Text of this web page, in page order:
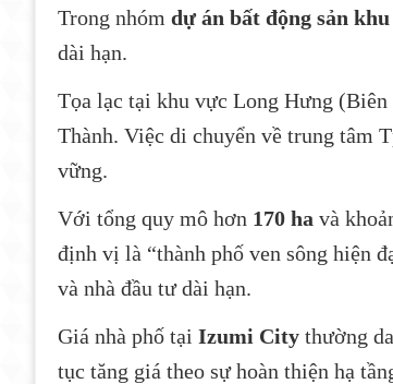
Trong nhóm dự án bất động sản
dài hạn.
Tọa lạc tại khu vực Long Hưng
Thành. Việc di chuyển về trung tâm
vững.
Với tổng quy mô hơn 170 ha và
định vị là “thành phố ven sông hiện
và nhà đầu tư dài hạn.
Giá nhà phố tại Izumi City thường
tục tăng giá theo sự hoàn thiện hạ